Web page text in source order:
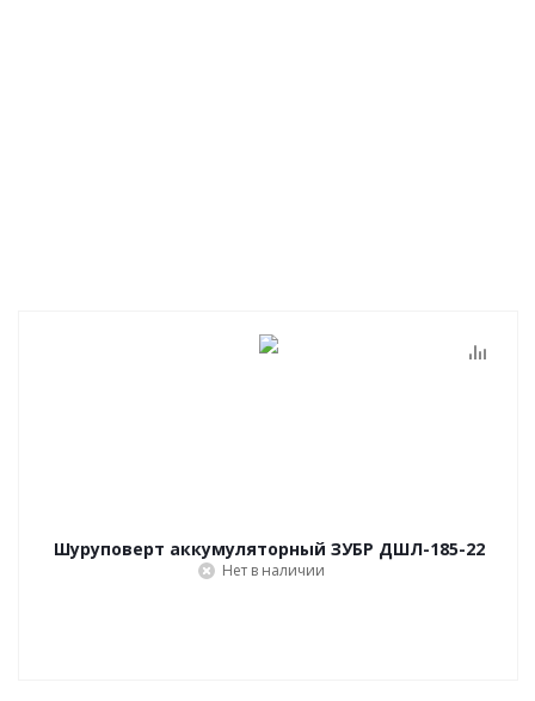
Шуруповерт аккумуляторный ЗУБР ДШЛ-185-22
Нет в наличии